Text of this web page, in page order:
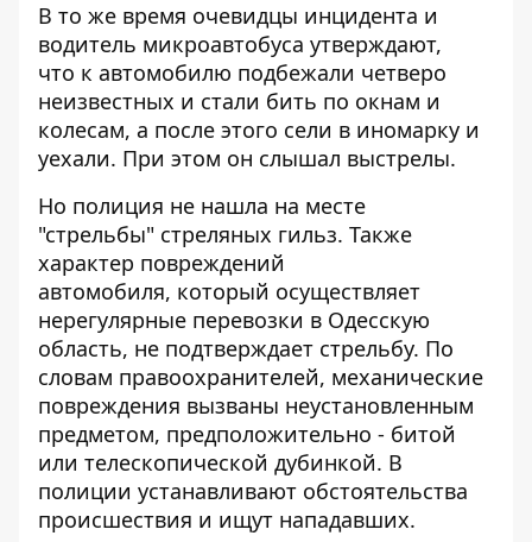
В то же время очевидцы инцидента и
водитель микроавтобуса утверждают,
что к автомобилю подбежали четверо
неизвестных и стали бить по окнам и
колесам, а после этого сели в иномарку и
уехали. При этом он слышал выстрелы.
Но полиция не нашла на месте
"стрельбы" стреляных гильз. Также
характер повреждений
автомобиля, который осуществляет
нерегулярные перевозки в Одесскую
область, не подтверждает стрельбу. По
словам правоохранителей, механические
повреждения вызваны неустановленным
предметом, предположительно - битой
или телескопической дубинкой. В
полиции устанавливают обстоятельства
происшествия и ищут нападавших.